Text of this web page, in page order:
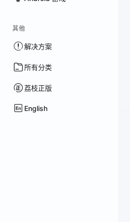
其他
解决方案
所有分类
荔枝正版
English